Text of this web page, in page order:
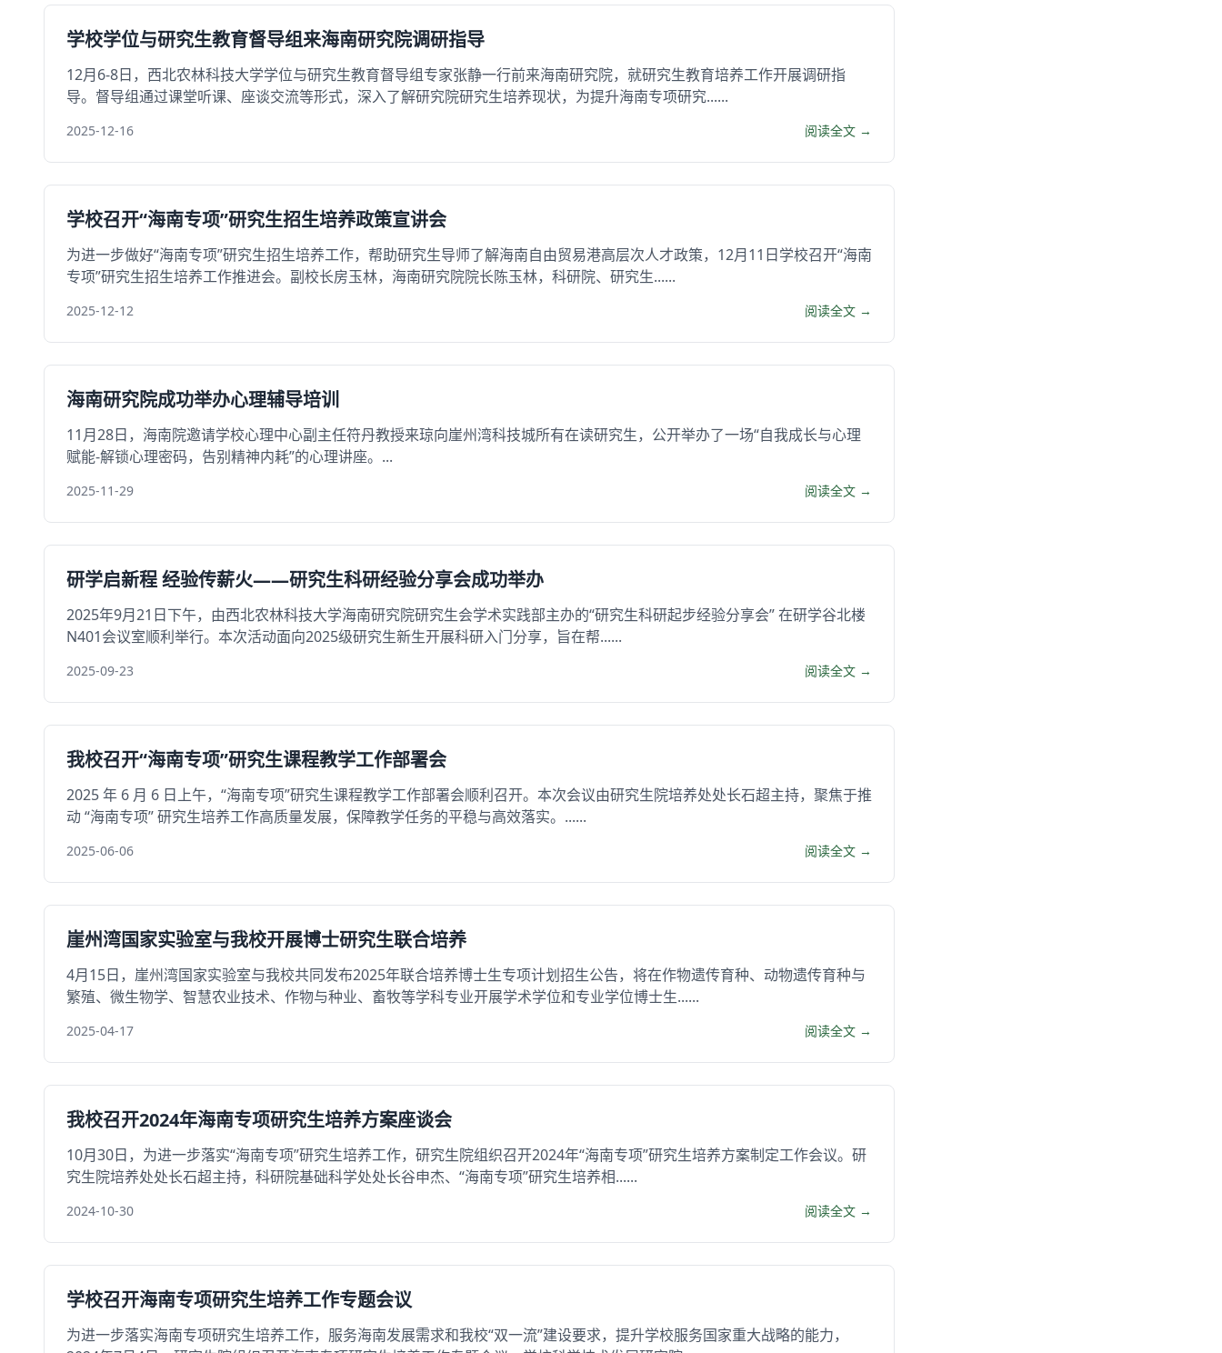
学校学位与研究生教育督导组来海南研究院调研指导
12月6-8日，西北农林科技大学学位与研究生教育督导组专家张静一行前来海南研究院，就研究生教育培养工作开展调研指
导。督导组通过课堂听课、座谈交流等形式，深入了解研究院研究生培养现状，为提升海南专项研究......
2025-12-16 阅读全文 →
学校召开“海南专项”研究生招生培养政策宣讲会
为进一步做好“海南专项”研究生招生培养工作，帮助研究生导师了解海南自由贸易港高层次人才政策，12月11日学校召开“海南
专项”研究生招生培养工作推进会。副校长房玉林，海南研究院院长陈玉林，科研院、研究生......
2025-12-12 阅读全文 →
海南研究院成功举办心理辅导培训
11月28日，海南院邀请学校心理中心副主任符丹教授来琼向崖州湾科技城所有在读研究生，公开举办了一场“自我成长与心理
赋能-解锁心理密码，告别精神内耗”的心理讲座。...
2025-11-29 阅读全文 →
研学启新程 经验传薪火——研究生科研经验分享会成功举办
2025年9月21日下午，由西北农林科技大学海南研究院研究生会学术实践部主办的“研究生科研起步经验分享会” 在研学谷北楼
N401会议室顺利举行。本次活动面向2025级研究生新生开展科研入门分享，旨在帮......
2025-09-23 阅读全文 →
我校召开“海南专项”研究生课程教学工作部署会
2025 年 6 月 6 日上午，“海南专项”研究生课程教学工作部署会顺利召开。本次会议由研究生院培养处处长石超主持，聚焦于推
动 “海南专项” 研究生培养工作高质量发展，保障教学任务的平稳与高效落实。......
2025-06-06 阅读全文 →
崖州湾国家实验室与我校开展博士研究生联合培养
4月15日，崖州湾国家实验室与我校共同发布2025年联合培养博士生专项计划招生公告，将在作物遗传育种、动物遗传育种与
繁殖、微生物学、智慧农业技术、作物与种业、畜牧等学科专业开展学术学位和专业学位博士生......
2025-04-17 阅读全文 →
我校召开2024年海南专项研究生培养方案座谈会
10月30日，为进一步落实“海南专项”研究生培养工作，研究生院组织召开2024年“海南专项”研究生培养方案制定工作会议。研
究生院培养处处长石超主持，科研院基础科学处处长谷申杰、“海南专项”研究生培养相......
2024-10-30 阅读全文 →
学校召开海南专项研究生培养工作专题会议
为进一步落实海南专项研究生培养工作，服务海南发展需求和我校“双一流”建设要求，提升学校服务国家重大战略的能力，